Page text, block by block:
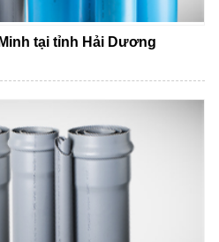
tại tỉnh Hải Dương